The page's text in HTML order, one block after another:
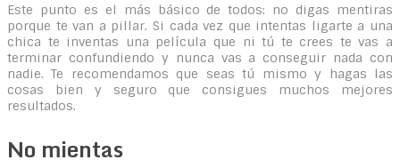
Este punto es el más básico de todos: no digas mentiras
porque te van a pillar. Si cada vez que intentas ligarte a una
chica te inventas una película que ni tú te crees te vas a
terminar confundiendo y nunca vas a conseguir nada con
nadie. Te recomendamos que seas tú mismo y hagas las
cosas bien y seguro que consigues muchos mejores
resultados.
No mientas